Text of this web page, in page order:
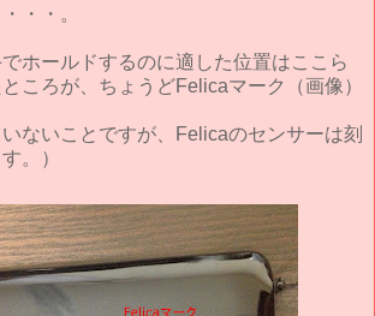
・・。
ホールドするのに適した位置はここら
ころが、ちょうどFelicaマーク（画像）
いないことですが、Felicaのセンサーは刻
。）